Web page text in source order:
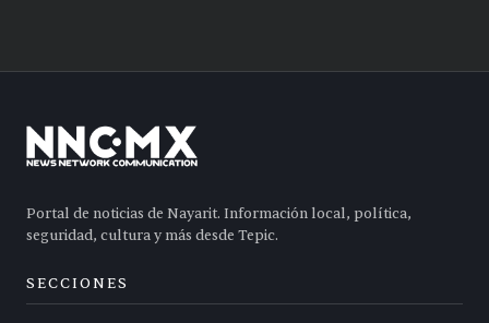
Portal de noticias de Nayarit. Información local, política,
seguridad, cultura y más desde Tepic.
SECCIONES